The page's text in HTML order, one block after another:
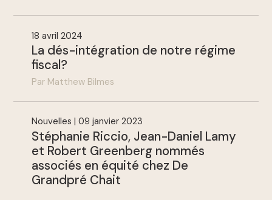
18 avril 2024
La dés-intégration de notre régime
fiscal?
Par Matthew Bilmes
Nouvelles | 09 janvier 2023
Stéphanie Riccio, Jean-Daniel Lamy
et Robert Greenberg nommés
associés en équité chez De
Grandpré Chait